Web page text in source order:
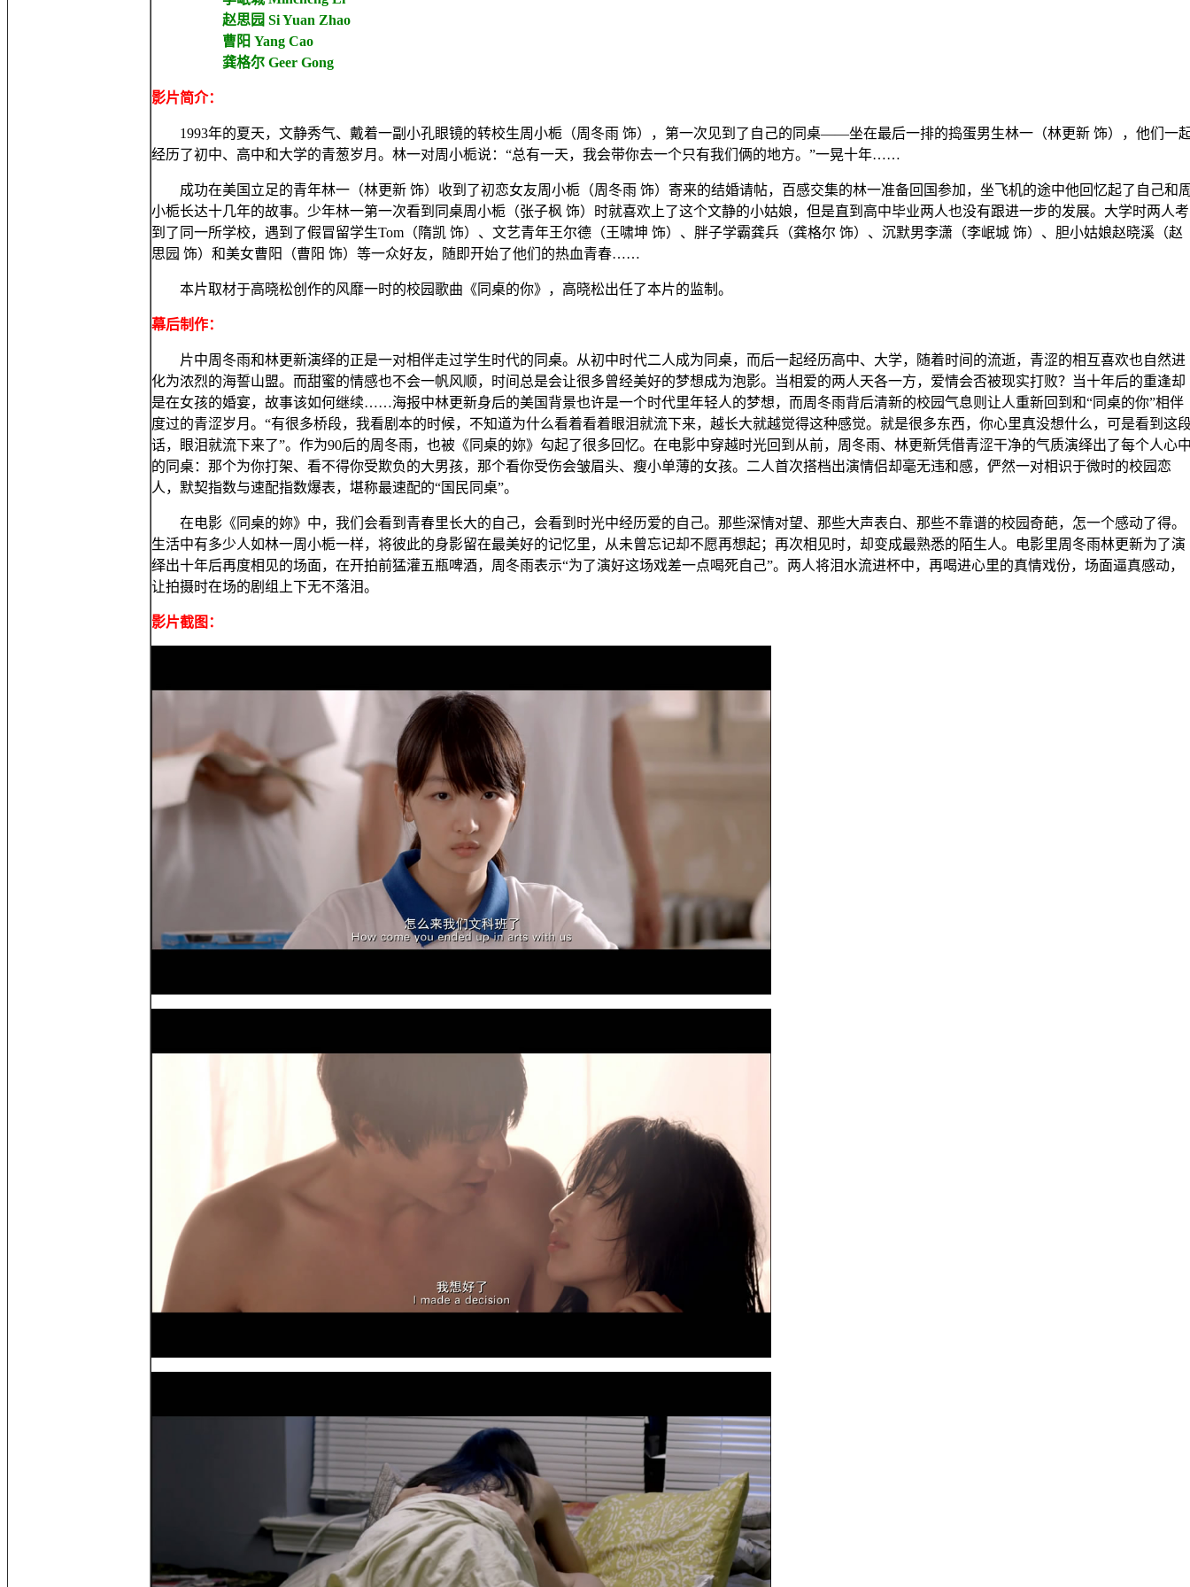
赵思园 Si Yuan Zhao
曹阳 Yang Cao
龚格尔 Geer Gong
影片简介：
1993年的夏天，文静秀气、戴着一副小孔眼镜的转校生周小栀（周冬雨 饰），第一次见到了自己的同桌——坐在最后一排的捣蛋男生林一（林更新 饰），他们一
经历了初中、高中和大学的青葱岁月。林一对周小栀说：“总有一天，我会带你去一个只有我们俩的地方。”一晃十年……
成功在美国立足的青年林一（林更新 饰）收到了初恋女友周小栀（周冬雨 饰）寄来的结婚请帖，百感交集的林一准备回国参加，坐飞机的途中他回忆起了自己和
小栀长达十几年的故事。少年林一第一次看到同桌周小栀（张子枫 饰）时就喜欢上了这个文静的小姑娘，但是直到高中毕业两人也没有跟进一步的发展。大学时两人考
到了同一所学校，遇到了假冒留学生Tom（隋凯 饰）、文艺青年王尔德（王啸坤 饰）、胖子学霸龚兵（龚格尔 饰）、沉默男李潇（李岷城 饰）、胆小姑娘赵晓溪（赵
思园 饰）和美女曹阳（曹阳 饰）等一众好友，随即开始了他们的热血青春……
本片取材于高晓松创作的风靡一时的校园歌曲《同桌的你》，高晓松出任了本片的监制。
幕后制作：
片中周冬雨和林更新演绎的正是一对相伴走过学生时代的同桌。从初中时代二人成为同桌，而后一起经历高中、大学，随着时间的流逝，青涩的相互喜欢也自然进
化为浓烈的海誓山盟。而甜蜜的情感也不会一帆风顺，时间总是会让很多曾经美好的梦想成为泡影。当相爱的两人天各一方，爱情会否被现实打败？当十年后的重逢却
是在女孩的婚宴，故事该如何继续……海报中林更新身后的美国背景也许是一个时代里年轻人的梦想，而周冬雨背后清新的校园气息则让人重新回到和“同桌的你”相伴
度过的青涩岁月。“有很多桥段，我看剧本的时候，不知道为什么看着看着眼泪就流下来，越长大就越觉得这种感觉。就是很多东西，你心里真没想什么，可是看到这
话，眼泪就流下来了”。作为90后的周冬雨，也被《同桌的妳》勾起了很多回忆。在电影中穿越时光回到从前，周冬雨、林更新凭借青涩干净的气质演绎出了每个人心
的同桌：那个为你打架、看不得你受欺负的大男孩，那个看你受伤会皱眉头、瘦小单薄的女孩。二人首次搭档出演情侣却毫无违和感，俨然一对相识于微时的校园恋
人，默契指数与速配指数爆表，堪称最速配的“国民同桌”。
在电影《同桌的妳》中，我们会看到青春里长大的自己，会看到时光中经历爱的自己。那些深情对望、那些大声表白、那些不靠谱的校园奇葩，怎一个感动了得。
生活中有多少人如林一周小栀一样，将彼此的身影留在最美好的记忆里，从未曾忘记却不愿再想起；再次相见时，却变成最熟悉的陌生人。电影里周冬雨林更新为了演
绎出十年后再度相见的场面，在开拍前猛灌五瓶啤酒，周冬雨表示“为了演好这场戏差一点喝死自己”。两人将泪水流进杯中，再喝进心里的真情戏份，场面逼真感动，
让拍摄时在场的剧组上下无不落泪。
影片截图：